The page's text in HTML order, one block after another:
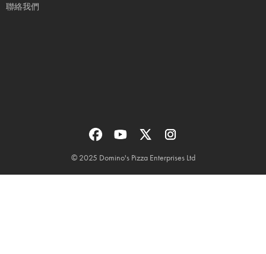
聯絡我們
© 2025 Domino's Pizza Enterprises Ltd